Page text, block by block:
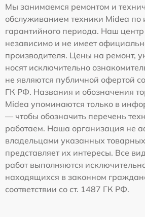
Мы занимаемся ремонтом и
обслуживанием техники Midea по
гарантийного периода. Наш
независимо и не имеет
производителя. Цены на ремонт,
носят исключительно
не являются публичной офертой
ГК РФ. Названия и обозначения
Midea упоминаются только в
— чтобы обозначить перечень
работаем. Наша организация не
владельцами указанных
представляет их интересы. Все
работ выполняются
находящихся в законном
соответствии со ст. 1487 ГК РФ.